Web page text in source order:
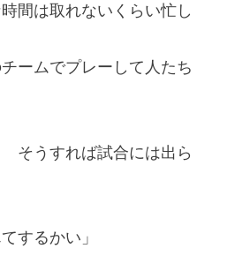
間は取れないくらい忙し
ームでプレーして人たち
そうすれば試合には出ら
するかい」